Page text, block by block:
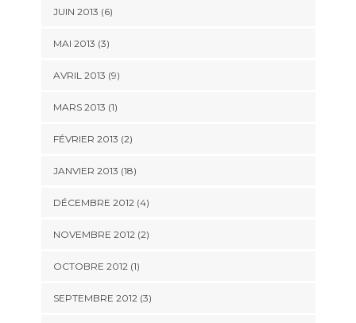
JUIN 2013 (6)
MAI 2013 (3)
AVRIL 2013 (9)
MARS 2013 (1)
FÉVRIER 2013 (2)
JANVIER 2013 (18)
DÉCEMBRE 2012 (4)
NOVEMBRE 2012 (2)
OCTOBRE 2012 (1)
SEPTEMBRE 2012 (3)